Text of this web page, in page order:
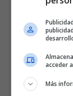
Estadísticas del
90- Unicaja
acceder
Más